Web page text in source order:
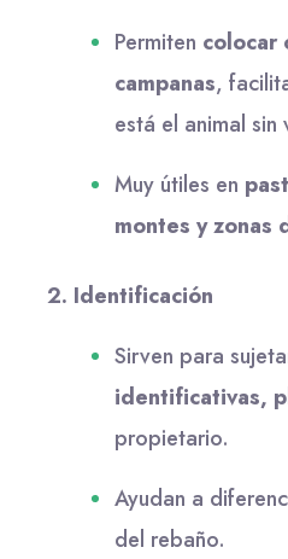
Permiten colocar
campanas,
está el animal sin
Muy útiles en
montes y zonas
2. Identificación
Sirven para
identificativas,
propietario.
Ayudan a
del rebaño.